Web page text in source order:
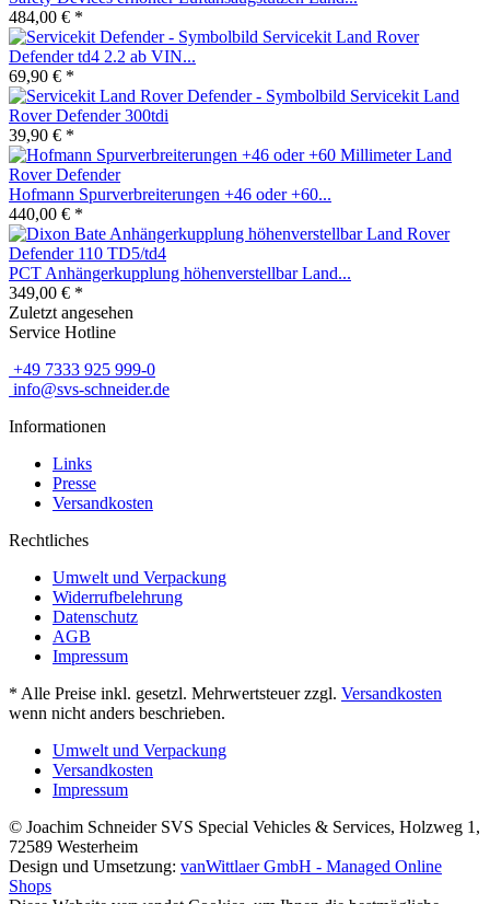
484,00 € *
Servicekit Land Rover
Defender td4 2.2 ab VIN...
69,90 € *
Servicekit Land
Rover Defender 300tdi
39,90 € *
Hofmann Spurverbreiterungen +46 oder +60...
440,00 € *
PCT Anhängerkupplung höhenverstellbar Land...
349,00 € *
Zuletzt angesehen
Service Hotline
+49 7333 925 999-0
info@svs-schneider.de
Informationen
Links
Presse
Versandkosten
Rechtliches
Umwelt und Verpackung
Widerrufbelehrung
Datenschutz
AGB
Impressum
* Alle Preise inkl. gesetzl. Mehrwertsteuer zzgl. Versandkosten
wenn nicht anders beschrieben.
Umwelt und Verpackung
Versandkosten
Impressum
© Joachim Schneider SVS Special Vehicles & Services, Holzweg 1,
72589 Westerheim
Design und Umsetzung: vanWittlaer GmbH - Managed Online
Shops